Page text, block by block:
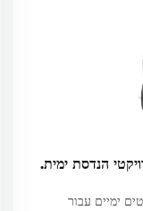
הנדסת ימית.
ימיים עבור